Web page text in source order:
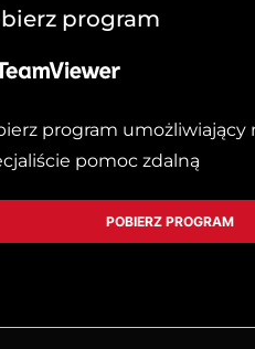
program
program umożliwiający
pomoc zdalną
POBIERZ PROGRAM